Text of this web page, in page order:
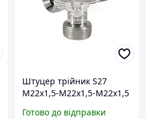
Штуцер трійник S27
М22х1,5-М22х1,5-М22х1,5
Готово до відправки